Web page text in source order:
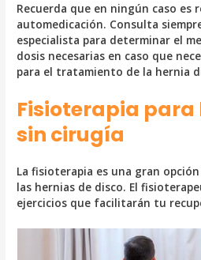
Recuerda que en ningún caso es
automedicación. Consulta
especialista para determinar el
dosis necesarias en caso que
para el tratamiento de la hernia
Fisioterapia
sin cirugía
La fisioterapia es una gran
las hernias de disco. El
ejercicios que facilitarán tu